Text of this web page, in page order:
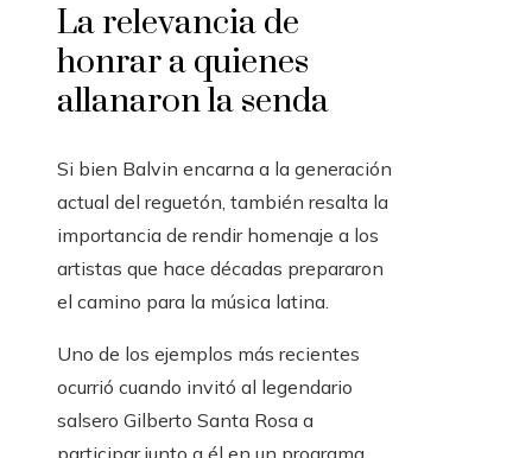
La relevancia de
honrar a quienes
allanaron la senda
Si bien Balvin encarna a la generación
actual del reguetón, también resalta la
importancia de rendir homenaje a los
artistas que hace décadas prepararon
el camino para la música latina.
Uno de los ejemplos más recientes
ocurrió cuando invitó al legendario
salsero Gilberto Santa Rosa a